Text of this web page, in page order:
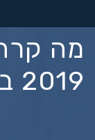
2019 בבורסאות?